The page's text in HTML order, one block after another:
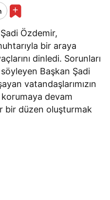
Özdemir,
bir araya
dinledi. Sorunları
Başkan Şadi
vatandaşlarımızın
korumaya devam
bir düzen oluşturmak